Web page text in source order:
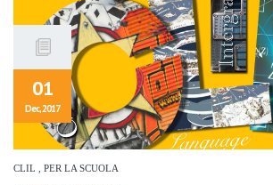
01
Dec, 2017
CLIL PER LA SCUOLA